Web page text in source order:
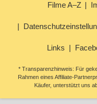
Filme A–Z
Links
* Transparenzhinweis: Für
Rahmen eines Affiliate-
Käufer, unterstützt uns